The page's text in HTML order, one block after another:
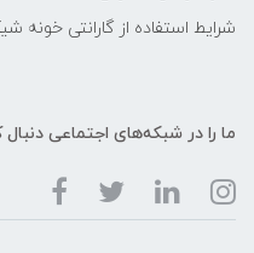
شرایط استفاده از گارانتی خونه
ما را در شبکه‌های اجتماعی دنبال